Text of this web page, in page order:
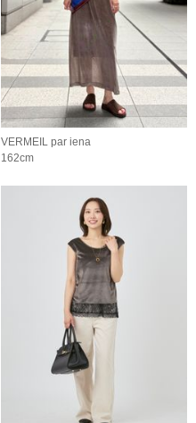
VERMEIL par iena
162cm